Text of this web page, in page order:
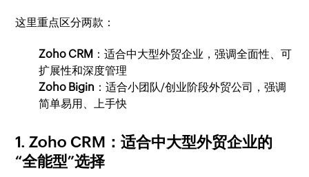
这里重点区分两款：
Zoho CRM ：适合中大型外贸企业，强调全面性、可
扩展性和深度管理
Zoho Bigin ：适合小团队/创业阶段外贸公司，强调
简单易用、上手快
1. Zoho CRM：适合中大型外贸企业的
“全能型”选择